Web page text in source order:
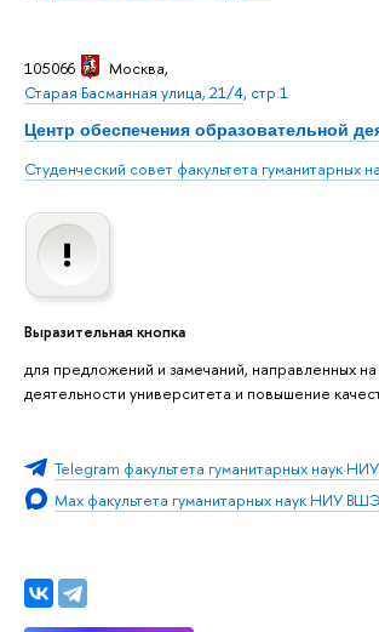
105066 Москва,
Старая Басманная улица, 21/4, стр.1
Центр обеспечения образовательной
Студенческий совет факультета гуманитарных
Выразительная кнопка
для предложений и замечаний, направленных
деятельности университета и повышение
Telegram факультета гуманитарных наук
Max факультета гуманитарных наук НИУ ВШЭ